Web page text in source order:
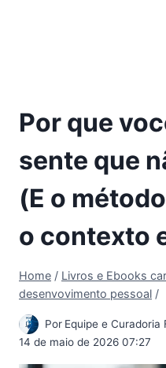
Por que
sente que
(E o
o contexto
Home / Livros e Ebooks
desenvovimento pessoal /
Por Equipe e Curadoria
14 de maio de 2026 07:27